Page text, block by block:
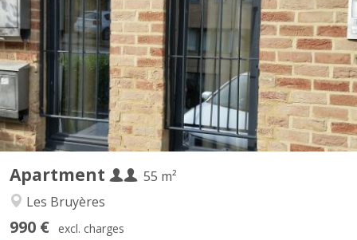
Apartment
55 m²
Les Bruyères
990 € excl. charges
Appartement lumineux de 56m2 disponible, et possible pour 2
personnes ou couple. Un salon meublé avec 2 divans-lits, tapis et
table de salon et rangé table-bureau; une grande chambre avec 2
lits (1 grand 2 personnes et 1personne), 2 placards de
rangement, et bureau avec fauteuil ; cuisine équipée...